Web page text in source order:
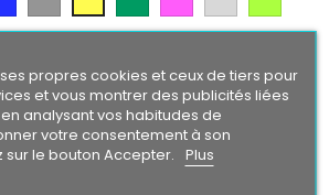
ArgentCitron
Gris JauneVert Rose Gris
Argent
propres cookies et ceux de tiers pour
et vous montrer des publicités liées
analysant vos habitudes de
votre consentement à son
sur le bouton Accepter. Plus